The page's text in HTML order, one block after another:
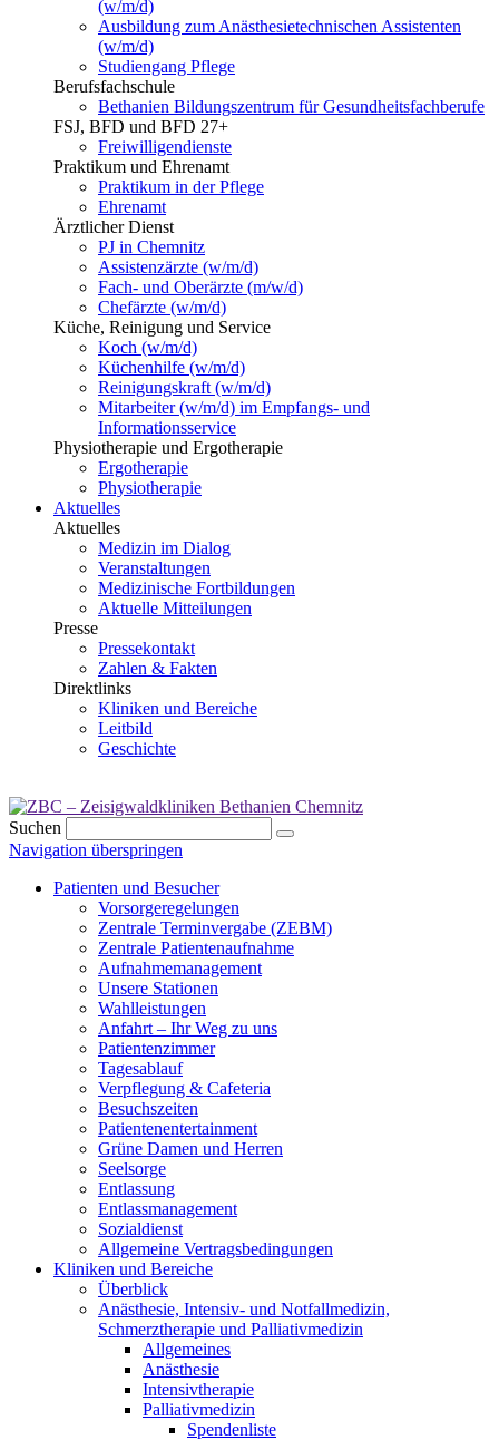
(w/m/d)
Ausbildung zum Anästhesietechnischen Assistenten
(w/m/d)
Studiengang Pflege
Berufsfachschule
Bethanien Bildungszentrum für Gesundheitsfachberufe
FSJ, BFD und BFD 27+
Freiwilligendienste
Praktikum und Ehrenamt
Praktikum in der Pflege
Ehrenamt
Ärztlicher Dienst
PJ in Chemnitz
Assistenzärzte (w/m/d)
Fach- und Oberärzte (m/w/d)
Chefärzte (w/m/d)
Küche, Reinigung und Service
Koch (w/m/d)
Küchenhilfe (w/m/d)
Reinigungskraft (w/m/d)
Mitarbeiter (w/m/d) im Empfangs- und
Informationsservice
Physiotherapie und Ergotherapie
Ergotherapie
Physiotherapie
Aktuelles
Aktuelles
Medizin im Dialog
Veranstaltungen
Medizinische Fortbildungen
Aktuelle Mitteilungen
Presse
Pressekontakt
Zahlen & Fakten
Direktlinks
Kliniken und Bereiche
Leitbild
Geschichte
Suchen
Navigation überspringen
Patienten und Besucher
Vorsorgeregelungen
Zentrale Terminvergabe (ZEBM)
Zentrale Patientenaufnahme
Aufnahmemanagement
Unsere Stationen
Wahlleistungen
Anfahrt – Ihr Weg zu uns
Patientenzimmer
Tagesablauf
Verpflegung & Cafeteria
Besuchszeiten
Patientenentertainment
Grüne Damen und Herren
Seelsorge
Entlassung
Entlassmanagement
Sozialdienst
Allgemeine Vertragsbedingungen
Kliniken und Bereiche
Überblick
Anästhesie, Intensiv- und Notfallmedizin,
Schmerztherapie und Palliativmedizin
Allgemeines
Anästhesie
Intensivtherapie
Palliativmedizin
Spendenliste